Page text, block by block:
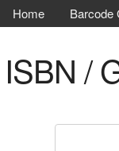
Home Barcode
ISBN /